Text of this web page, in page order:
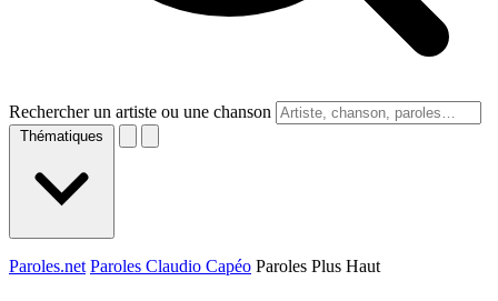
Rechercher un artiste ou une chanson
Thématiques
Paroles.net Paroles Claudio Capéo Paroles Plus Haut